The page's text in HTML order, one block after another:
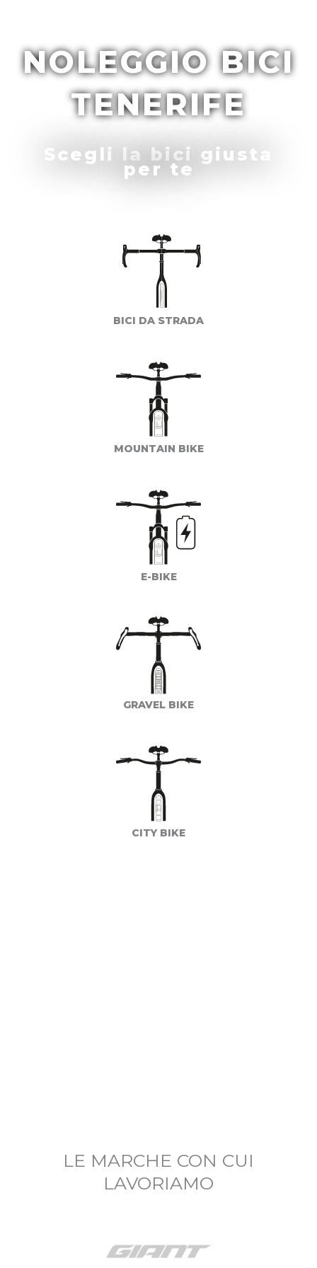
NOLEGGIO BICI
TENERIFE
Scegli la bici giusta
per te
BICI DA STRADA
MOUNTAIN BIKE
E-BIKE
GRAVEL BIKE
CITY BIKE
LE MARCHE CON CUI
LAVORIAMO